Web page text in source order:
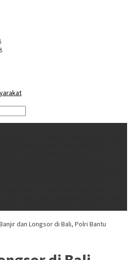
dan Longsor di Bali, Polri Bantu